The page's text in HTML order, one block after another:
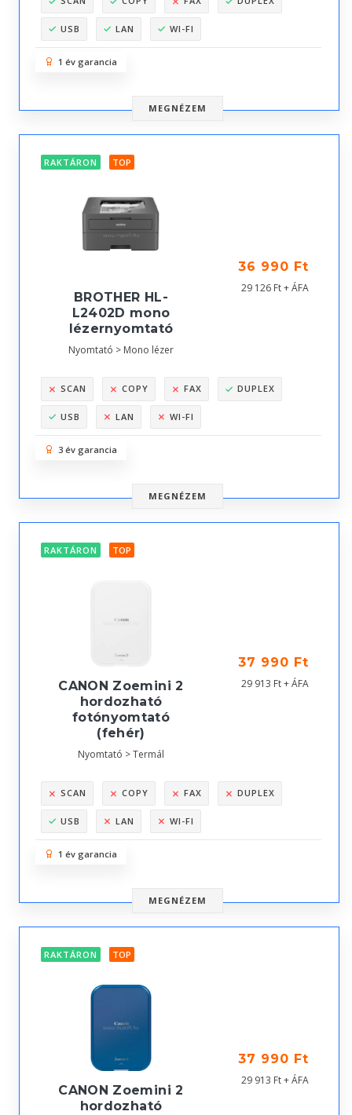
USB LAN WI-FI
1 év garancia
MEGNÉZEM
RAKTÁRON TOP
BROTHER HL-
L2402D mono
lézernyomtató
Nyomtató > Mono lézer
36 990 Ft
29 126 Ft + ÁFA
SCAN COPY FAX DUPLEX
USB LAN WI-FI
3 év garancia
MEGNÉZEM
RAKTÁRON TOP
CANON Zoemini 2
hordozható
fotónyomtató
(fehér)
Nyomtató > Termál
37 990 Ft
29 913 Ft + ÁFA
SCAN COPY FAX DUPLEX
USB LAN WI-FI
1 év garancia
MEGNÉZEM
RAKTÁRON TOP
CANON Zoemini 2
hordozható
37 990 Ft
29 913 Ft + ÁFA